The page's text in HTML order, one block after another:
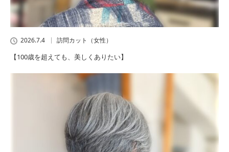
2026.7.4 訪問カット（女性）
【100歳を超えても、美しくありたい】